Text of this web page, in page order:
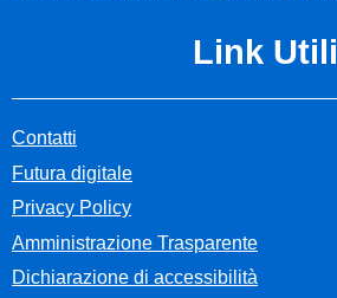
I numeri della
scuola
La scuola in numeri
Link Utili
Contatti
Futura digitale
Privacy Policy
Amministrazione Trasparente
Dichiarazione di accessibilità